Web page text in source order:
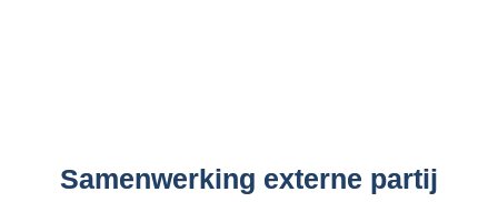
Samenwerking externe partij